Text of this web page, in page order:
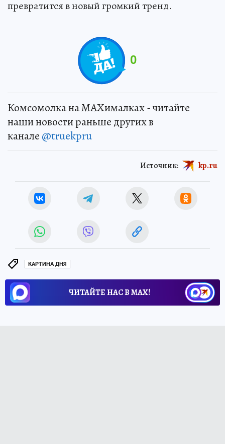
превратится в новый громкий тренд.
0
Комсомолка на MAXималках - читайте
наши новости раньше других в
канале @truekpru
Источник: kp.ru
КАРТИНА ДНЯ
ЧИТАЙТЕ НАС В МАХ!